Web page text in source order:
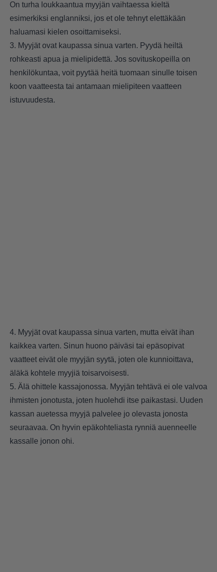
On turha loukkaantua myyjän vaihtaessa kieltä
esimerkiksi englanniksi, jos et ole tehnyt elettäkään
haluamasi kielen osoittamiseksi.
3. Myyjät ovat kaupassa sinua varten. Pyydä heiltä
rohkeasti apua ja mielipidettä. Jos sovituskopeilla on
henkilökuntaa, voit pyytää heitä tuomaan sinulle toisen
koon vaatteesta tai antamaan mielipiteen vaatteen
istuvuudesta.
4. Myyjät ovat kaupassa sinua varten, mutta eivät ihan
kaikkea varten. Sinun huono päiväsi tai epäsopivat
vaatteet eivät ole myyjän syytä, joten ole kunnioittava,
äläkä kohtele myyjiä toisarvoisesti.
5. Älä ohittele kassajonossa. Myyjän tehtävä ei ole valvoa
ihmisten jonotusta, joten huolehdi itse paikastasi. Uuden
kassan auetessa myyjä palvelee jo olevasta jonosta
seuraavaa. On hyvin epäkohteliasta rynniä auenneelle
kassalle jonon ohi.